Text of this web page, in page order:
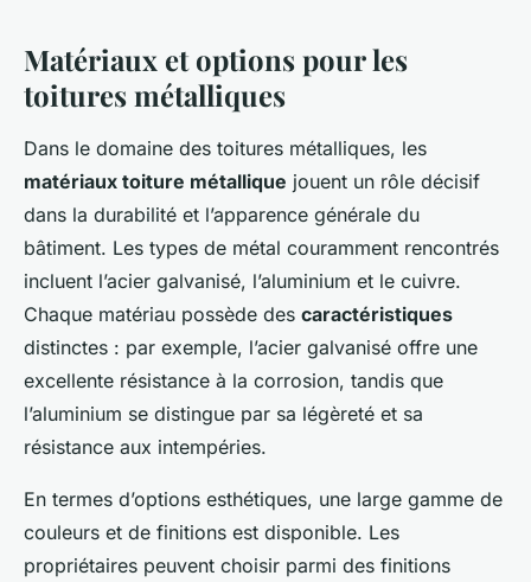
Matériaux et options pour les
toitures métalliques
Dans le domaine des toitures métalliques, les
matériaux toiture métallique jouent un rôle décisif
dans la durabilité et l’apparence générale du
bâtiment. Les types de métal couramment rencontrés
incluent l’acier galvanisé, l’aluminium et le cuivre.
Chaque matériau possède des caractéristiques
distinctes : par exemple, l’acier galvanisé offre une
excellente résistance à la corrosion, tandis que
l’aluminium se distingue par sa légèreté et sa
résistance aux intempéries.
En termes d’options esthétiques, une large gamme de
couleurs et de finitions est disponible. Les
propriétaires peuvent choisir parmi des finitions